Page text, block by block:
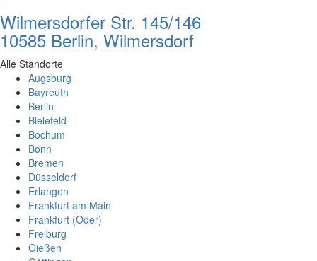
Wilmersdorfer Str. 145/146
10585 Berlin, Wilmersdorf
Alle Standorte
Augsburg
Bayreuth
Berlin
Bielefeld
Bochum
Bonn
Bremen
Düsseldorf
Erlangen
Frankfurt am Main
Frankfurt (Oder)
Freiburg
Gießen